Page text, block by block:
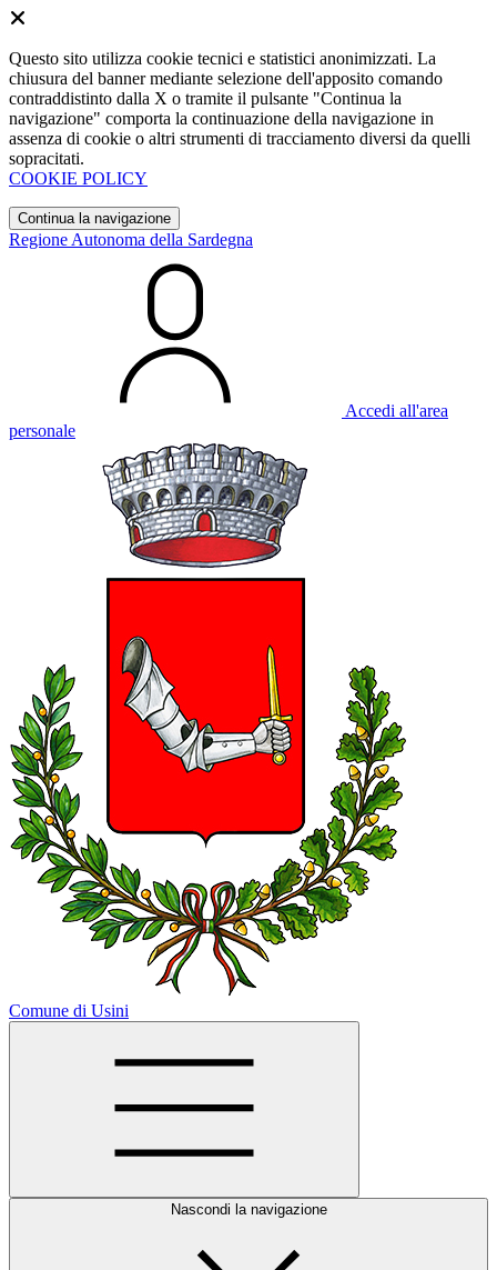
Questo sito utilizza cookie tecnici e statistici anonimizzati. La
chiusura del banner mediante selezione dell'apposito comando
contraddistinto dalla X o tramite il pulsante "Continua la
navigazione" comporta la continuazione della navigazione in
assenza di cookie o altri strumenti di tracciamento diversi da quelli
sopracitati.
COOKIE POLICY
Continua la navigazione
Regione Autonoma della Sardegna
Accedi all'area
personale
Comune di Usini
Nascondi la navigazione